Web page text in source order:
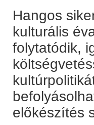
Hangos
kulturális
folytatódik,
előkészítés